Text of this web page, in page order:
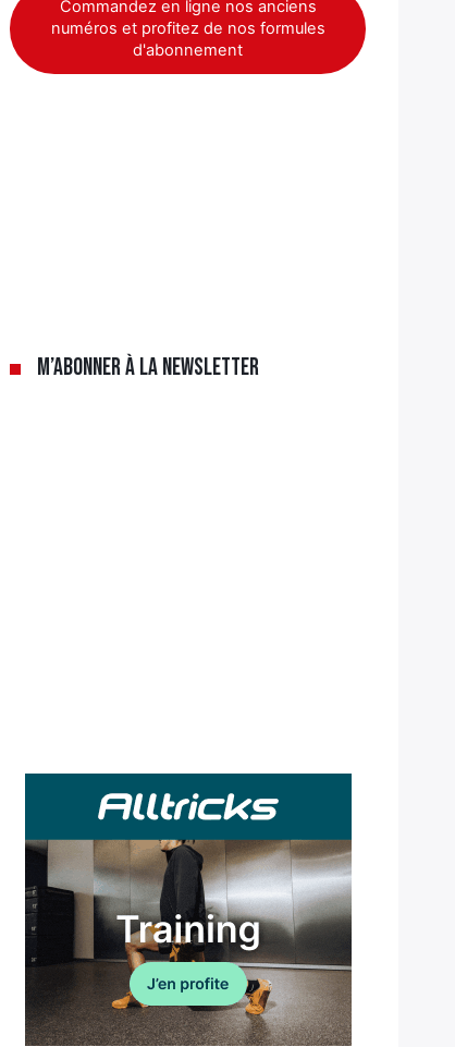
Commandez en ligne nos anciens
numéros et profitez de nos formules
d'abonnement
M’abonner à la newsletter